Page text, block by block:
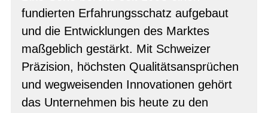
fundierten Erfahrungsschatz aufgebaut
und die Entwicklungen des Marktes
maßgeblich gestärkt. Mit Schweizer
Präzision, höchsten Qualitätsansprüchen
und wegweisenden Innovationen gehört
das Unternehmen bis heute zu den